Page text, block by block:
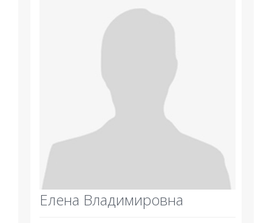
Елена Владимировна